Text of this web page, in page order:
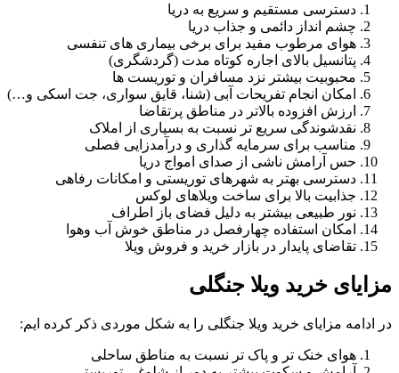
دسترسی مستقیم و سریع به دریا
چشم انداز دائمی و جذاب دریا
هوای مرطوب مفید برای برخی بیماری های تنفسی
پتانسیل بالای اجاره کوتاه مدت (گردشگری)
محبوبیت بیشتر نزد مسافران و توریست ها
امکان انجام تفریحات آبی (شنا، قایق سواری، جت اسکی و…)
ارزش افزوده بالاتر در مناطق پرتقاضا
نقدشوندگی سریع تر نسبت به بسیاری از املاک
مناسب برای سرمایه گذاری و درآمدزایی فصلی
حس آرامش ناشی از صدای امواج دریا
دسترسی بهتر به شهرهای توریستی و امکانات رفاهی
جذابیت بالا برای ساخت ویلاهای لوکس
نور طبیعی بیشتر به دلیل فضای باز اطراف
امکان استفاده چهارفصل در مناطق خوش آب وهوا
تقاضای پایدار در بازار خرید و فروش ویلا
مزایای خرید ویلا جنگلی
در ادامه مزایای خرید ویلا جنگلی را به شکل موردی ذکر کرده ایم:
هوای خنک تر و پاک تر نسبت به مناطق ساحلی